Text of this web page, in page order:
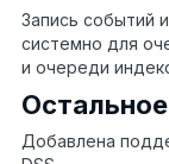
Запись событий
системно для
и очереди
Остальное
Добавлена